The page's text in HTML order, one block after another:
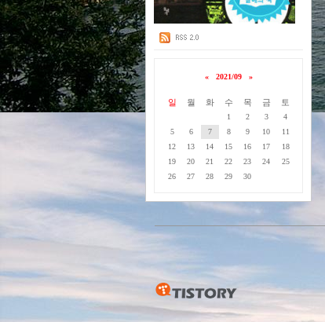
« 2021/09 »
일 월 화 수 목 금 토
1 2 3
4
5
6 7 8 9 10
11
12
13 14 15 16 17
18
19
20 21 22 23 24
25
26
27 28 29 30